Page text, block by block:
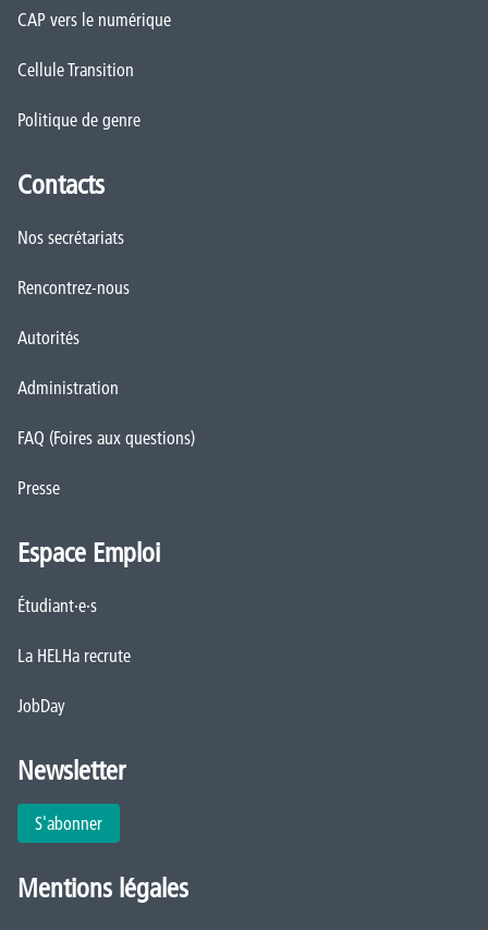
CAP vers le numérique
Cellule Transition
Politique de genre
Contacts
Nos secrétariats
Rencontrez-nous
Autorités
Administration
FAQ (Foires aux questions)
Presse
Espace Emploi
Étudiant·e·s
La HELHa recrute
JobDay
Newsletter
S'abonner
Mentions légales